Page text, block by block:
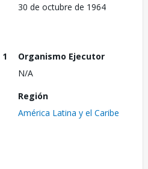
30 de octubre de 1964
1
Organismo Ejecutor
N/A
Región
América Latina y el Caribe